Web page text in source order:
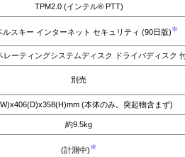
TPM2.0 (インテル® PTT)
ルスキー インターネット セキュリティ (90日版) ※
ーティングシステムディスク ドライバディスク
別売
(本体のみ。突起物含まず)
約9.5kg
(計測中) ※